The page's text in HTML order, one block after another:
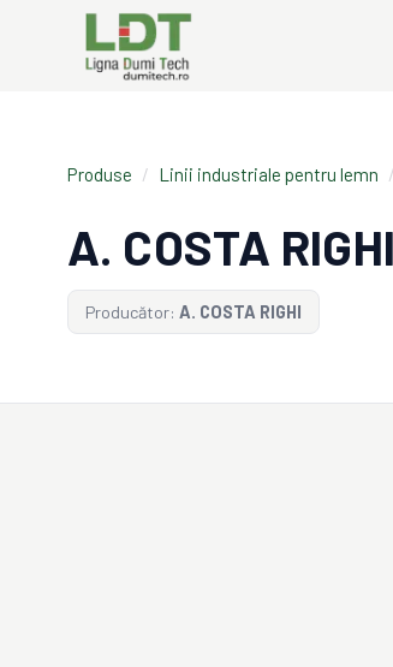
Produse / Linii industriale pentru lemn /
A. COSTA
Producător: A. COSTA RIGHI